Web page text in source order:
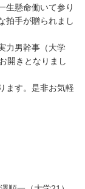
生懸命働いて参り
拍手が贈られまし
力男幹事（大学
開きとなりまし
ます。是非お気軽